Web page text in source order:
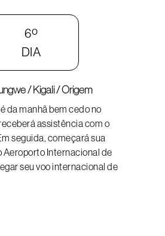
6º
DIA
/ Kigali / Origem
da manhã bem cedo no
assistência com o
seguida, começará sua
Aeroporto Internacional de
seu voo internacional de